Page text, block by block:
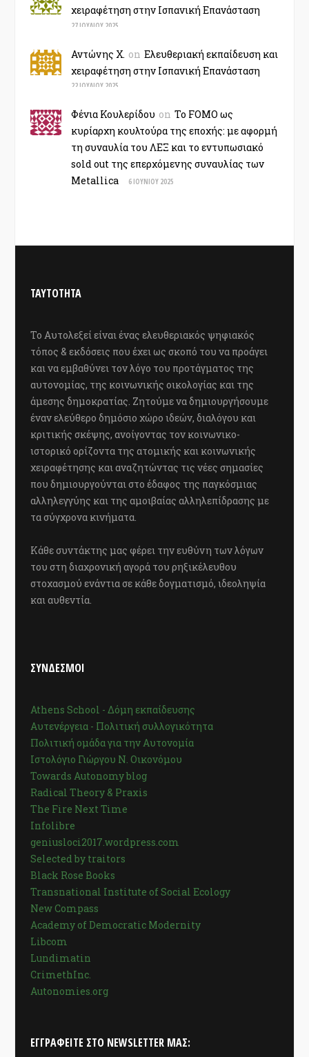
χειραφέτηση στην Ισπανική Επανάσταση
27 ΙΟΥΛΊΟΥ 2025
Αντώνης Χ. on Ελευθεριακή εκπαίδευση και
χειραφέτηση στην Ισπανική Επανάσταση
22 ΙΟΥΛΊΟΥ 2025
Φένια Κουλερίδου on Το FOMO ως
κυρίαρχη κουλτούρα της εποχής: με αφορμή
τη συναυλία του ΛΕΞ και το εντυπωσιακό
sold out της επερχόμενης συναυλίας των
Metallica
6 ΙΟΥΝΊΟΥ 2025
ΤΑΥΤΟΤΗΤΑ
Το Αυτολεξεί είναι ένας ελευθεριακός ψηφιακός
τόπος & εκδόσεις που έχει ως σκοπό του να προάγει
και να εμβαθύνει τον λόγο του προτάγματος της
αυτονομίας, της κοινωνικής οικολογίας και της
άμεσης δημοκρατίας. Ζητούμε να δημιουργήσουμε
έναν ελεύθερο δημόσιο χώρο ιδεών, διαλόγου και
κριτικής σκέψης, ανοίγοντας τον κοινωνικο-
ιστορικό ορίζοντα της ατομικής και κοινωνικής
χειραφέτησης και αναζητώντας τις νέες σημασίες
που δημιουργούνται στο έδαφος της παγκόσμιας
αλληλεγγύης και της αμοιβαίας αλληλεπίδρασης με
τα σύγχρονα κινήματα.
Κάθε συντάκτης μας φέρει την ευθύνη των λόγων
του στη διαχρονική αγορά του ρηξικέλευθου
στοχασμού ενάντια σε κάθε δογματισμό, ιδεοληψία
και αυθεντία.
ΣΥΝΔΕΣΜΟΙ
Athens School - Δόμη εκπαίδευσης
Αυτενέργεια - Πολιτική συλλογικότητα
Πολιτική ομάδα για την Αυτονομία
Ιστολόγιο Γιώργου Ν. Οικονόμου
Towards Autonomy blog
Radical Theory & Praxis
The Fire Next Time
Infolibre
geniusloci2017.wordpress.com
Selected by traitors
Black Rose Books
Transnational Institute of Social Ecology
New Compass
Academy of Democratic Modernity
Libcom
Lundimatin
CrimethInc.
Autonomies.org
ΕΓΓΡΑΦΕΊΤΕ ΣΤΟ NEWSLETTER ΜΑΣ: